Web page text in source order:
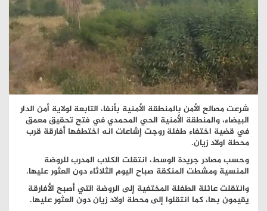
شرعت مصالح الأمن بالمنطقة الأمنية بأنفا، التابعة لولاية أمن الدار
البيضاء، والمنطقة الأمنية الحي المحمدي في فتح تحقيق معمق
في قضية اختفاء طفلة روجت إشاعات انه اختطفها أفارقة قرب
محطة اولاد زيان.
وحسب مصادر جريدة الوسط، انتقلت الكلاب المدرب للروضة
المنسية ومشطت المنكقة صباح اليوم الثلاثاء دون العثور عليها.
وانتقلت عائلة الطفلة المختفية إلى الروضة التي أصبح الأفارقة
يقيمون بها، كما انتقلوا إلى محطة اولاد زيان دون العثور عليها.